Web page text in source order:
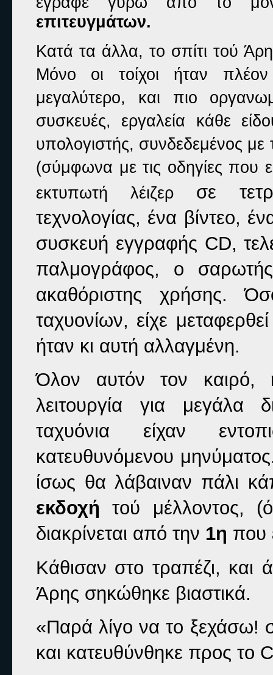
επιτευγμάτων.
Κατά τα άλλα, το σπίτι τού
Μόνο οι τοίχοι ήταν
μεγαλύτερο, και πιο
συσκευές, εργαλεία κάθε
υπολογιστής, συνδεδεμένος
(σύμφωνα με τις οδηγίες που
εκτυπωτή λέιζερ σε
τεχνολογίας, ένα βίντεο,
συσκευή εγγραφής CD,
παλμογράφος, ο
ακαθόριστης χρήσης.
ταχυονίων, είχε
ήταν κι αυτή αλλαγμένη.
Όλον αυτόν τον καιρό,
λειτουργία για μεγάλα
ταχυόνια είχαν
κατευθυνόμενου
ίσως θα λάβαιναν πάλι
εκδοχή τού μέλλοντος,
διακρίνεται από την 1η που
Κάθισαν στο τραπέζι, και
Άρης σηκώθηκε βιαστικά.
«Παρά λίγο να το ξεχάσω!
και κατευθύνθηκε προς το